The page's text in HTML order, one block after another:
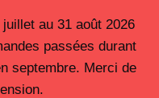
au 31 août 2026
passées durant
septembre. Merci de